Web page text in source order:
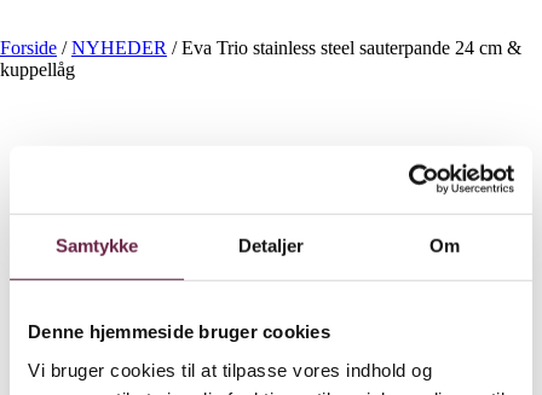
Samtykke Detaljer Om
Denne hjemmeside bruger cookies
Vi bruger cookies til at tilpasse vores indhold og
Forside /NYHEDER /Eva Trio stainless steel sauterpande 24 cm &
kuppellåg
Eva Trio stainless steel
kuppellåg